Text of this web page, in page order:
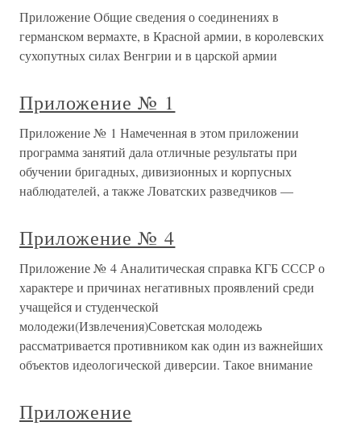
Приложение Общие сведения о соединениях в
германском вермахте, в Красной армии, в королевских
сухопутных силах Венгрии и в царской армии
Приложение № 1
Приложение № 1 Намеченная в этом приложении
программа занятий дала отличные результаты при
обучении бригадных, дивизионных и корпусных
наблюдателей, а также Ловатских разведчиков —
Приложение № 4
Приложение № 4 Аналитическая справка КГБ СССР о
характере и причинах негативных проявлений среди
учащейся и студенческой
молодежи(Извлечения)Советская молодежь
рассматривается противником как один из важнейших
объектов идеологической диверсии. Такое внимание
Приложение